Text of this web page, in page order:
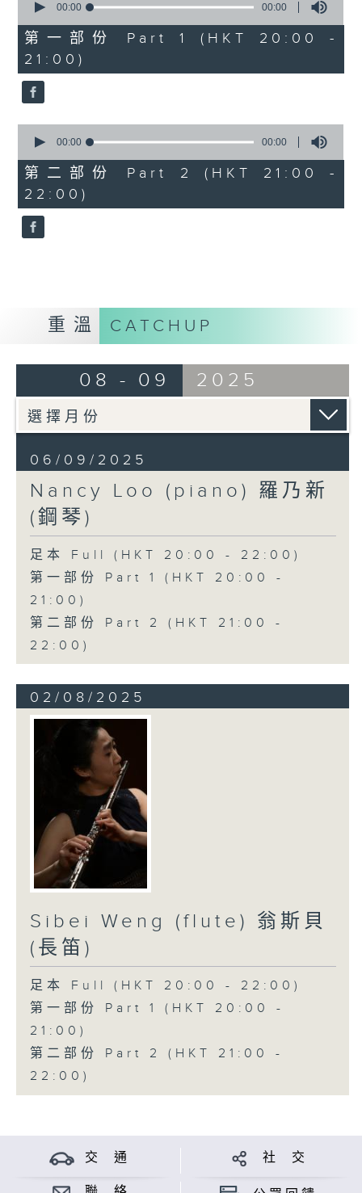
拉赫曼尼諾夫：
悲歌，作品3，第一首
貝多芬：
E大調第三十鋼琴奏鳴曲，作品109
降 G 大調即興曲， D. 899，第三首
舒曼：
《大衛同盟舞曲》，作品6
seconds
0
seconds
00:00 00:00
第一部份 Part 1 (HKT 20:00 -
21:00)
seconds
0
seconds
00:00 00:00
第二部份 Part 2 (HKT 21:00 -
22:00)
重溫 CATCHUP
08 - 09 2025
06/09/2025
Nancy Loo (piano) 羅乃新
(鋼琴)
足本 Full (HKT 20:00 - 22:00)
第一部份 Part 1 (HKT 20:00 -
21:00)
第二部份 Part 2 (HKT 21:00 -
22:00)
02/08/2025
Sibei Weng (flute) 翁斯貝
(長笛)
足本 Full (HKT 20:00 - 22:00)
第一部份 Part 1 (HKT 20:00 -
21:00)
第二部份 Part 2 (HKT 21:00 -
22:00)
交 通 社 交